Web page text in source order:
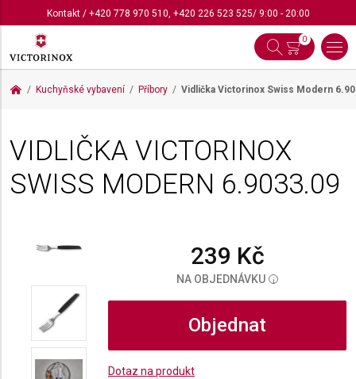
Kontakt/ +420 778 970 510, +420 226 523 525/ 9:00 - 20:00
0
Kuchyňské vybavení Příbory Vidlička Victorinox Swiss Modern
VIDLIČKA VICTORINOX
SWISS MODERN 6.9033.09
239 Kč
NA OBJEDNÁVKU i
Objednat
Dotaz na produkt